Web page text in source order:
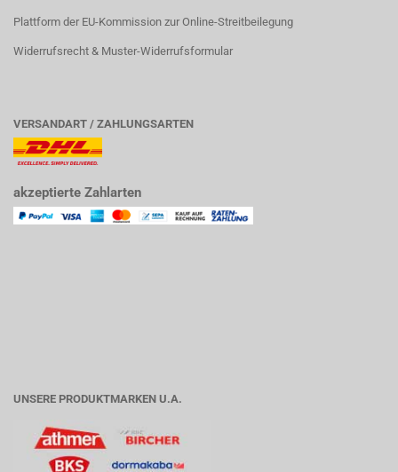
Plattform der EU-Kommission zur Online-Streitbeilegung
Widerrufsrecht & Muster-Widerrufsformular
VERSANDART / ZAHLUNGSARTEN
akzeptierte Zahlarten
UNSERE PRODUKTMARKEN U.A.